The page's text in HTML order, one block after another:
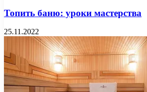
Топить баню: уроки мастерства
25.11.2022